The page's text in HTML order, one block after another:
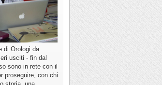
di Orologi da
usciti - fin dal
sono in rete con il
proseguire, con chi
storia, una